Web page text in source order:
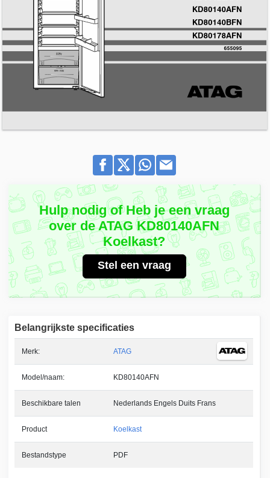
Hulp nodig of Heb je een vraag
over de ATAG KD80140AFN
Koelkast?
Stel een vraag
Belangrijkste specificaties
Merk: ATAG
Model/naam: KD80140AFN
Beschikbare talen Nederlands Engels Duits Frans
Product Koelkast
Bestandstype PDF